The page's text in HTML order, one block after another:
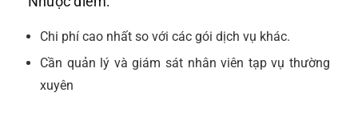
Chi phí cao nhất so với các gói dịch vụ khác.
Cần quản lý và giám sát nhân viên tạp vụ thường
xuyên